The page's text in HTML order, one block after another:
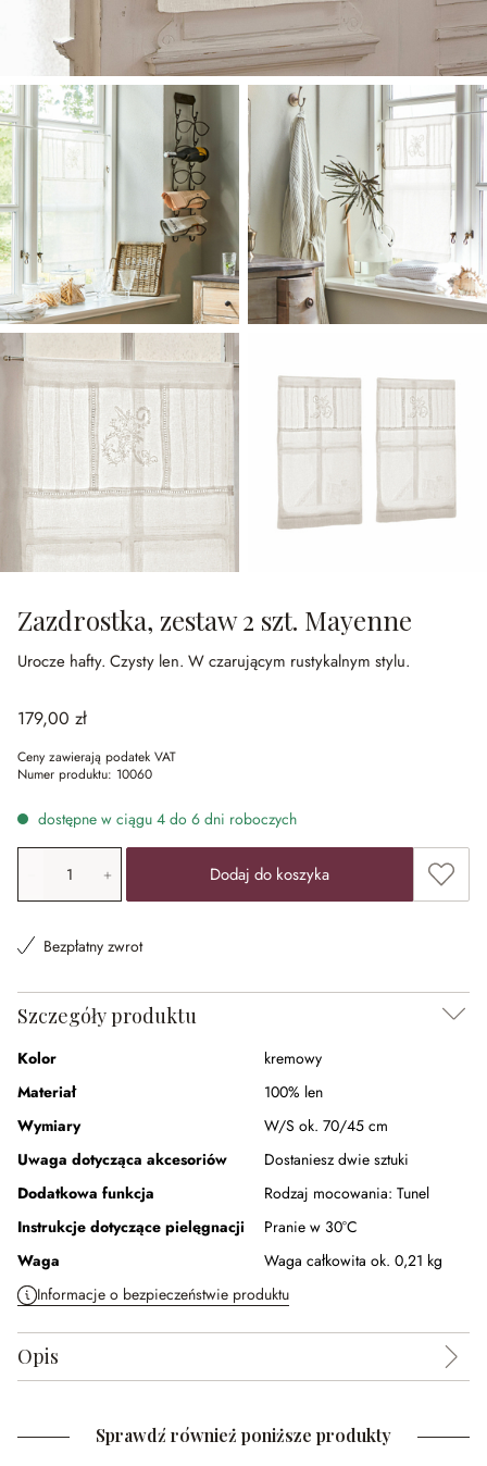
Zazdrostka, zestaw 2 szt. Mayenne
Urocze hafty. Czysty len. W czarującym rustykalnym stylu.
179,00 zł
Ceny zawierają podatek VAT
Numer produktu: 10060
dostępne w ciągu 4 do 6 dni roboczych
Ilość produktu: Wprowadź żądaną wartość lub użyj
Dodaj do koszyka Dodaj
Bezpłatny zwrot
Szczegóły produktu
Kolor
kremowy
Materiał
100% len
Wymiary
W/S ok. 70/45 cm
Uwaga dotycząca akcesoriów
Dostaniesz dwie sztuki
Dodatkowa funkcja
Rodzaj mocowania: Tunel
Instrukcje dotyczące pielęgnacji
Pranie w 30°C
Waga
Waga całkowita ok. 0,21 kg
Informacje o bezpieczeństwie produktu
Opis
Sprawdź również poniższe produkty